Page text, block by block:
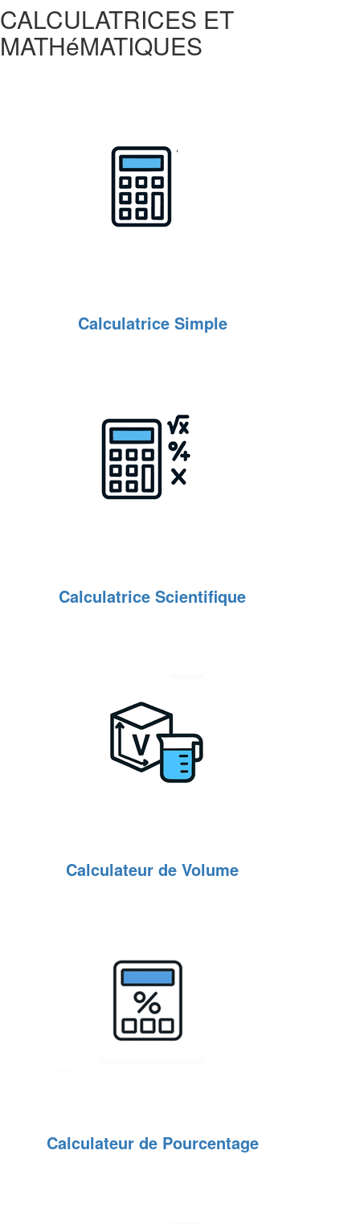
CALCULATRICES ET
MATHéMATIQUES
Calculatrice Simple
Calculatrice Scientifique
Calculateur de Volume
Calculateur de Pourcentage